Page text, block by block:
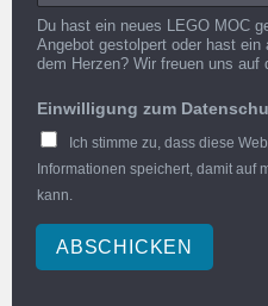
Du hast ein neues LEGO MOC
Angebot gestolpert oder hast
dem Herzen? Wir freuen uns auf
Einwilligung zum
Ich stimme zu, dass diese
Informationen speichert, damit auf
kann.
ABSCHICKEN